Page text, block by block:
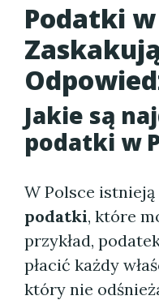
Podatki w
Jakie są
podatki w
W Polsce istnieją
podatki, które
przykład,
płacić każdy
który nie